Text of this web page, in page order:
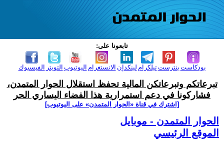
تابعونا على:
الفيسبوك التويتر اليوتيوب الانستغرام لينكدإن تيلكرامبنترست بودكاست
تبرعاتكم وتبرعاتكن المالية تحفظ استقلال الحوار المتمدن،
فشاركونا في دعم استمرارية هذا الفضاء اليساري الحر
[اشترك في قناة ‫«الحوار المتمدن» على اليوتيوب]
الحوار المتمدن - موبايل
الموقع الرئيسي